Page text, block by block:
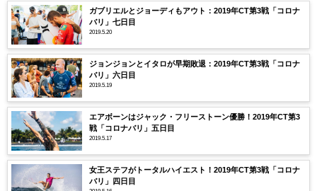
ガブリエルとジョーディもアウト：2019年CT第3戦「コロナ
バリ」七日目
2019.5.20
ジョンジョンとイタロが早期敗退：2019年CT第3戦「コロナ
バリ」六日目
2019.5.19
エアボーンはジャック・フリーストーン優勝！2019年CT第3
戦「コロナバリ」五日目
2019.5.17
女王ステフがトータルハイエスト！2019年CT第3戦「コロナ
バリ」四日目